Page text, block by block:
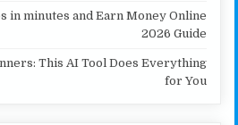
in minutes and Earn Money Online
2026 Guide
This AI Tool Does Everything
for You